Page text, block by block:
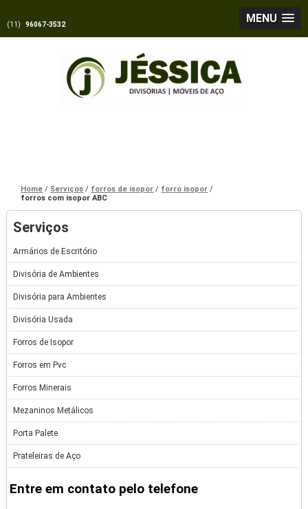
MENU
(11) 96067-3532
Home Serviços forros de isopor
forro isopor
forros com isopor ABC
Serviços
Armários de Escritório
Divisória de Ambientes
Divisória para Ambientes
Divisória Usada
Forros de Isopor
Forros em Pvc
Forros Minerais
Mezaninos Metálicos
Porta Palete
Prateleiras de Aço
Entre em contato pelo telefone